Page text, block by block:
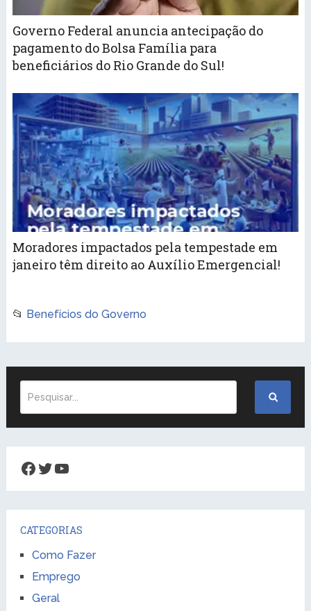
Governo Federal anuncia antecipação do
pagamento do Bolsa Família para
beneficiários do Rio Grande do Sul!
Moradores impactados pela tempestade em
janeiro têm direito ao Auxílio Emergencial!
📂 Benefícios do Governo
Facebook
Twitter
Youtube
CATEGORIAS
Como Fazer
Emprego
Geral